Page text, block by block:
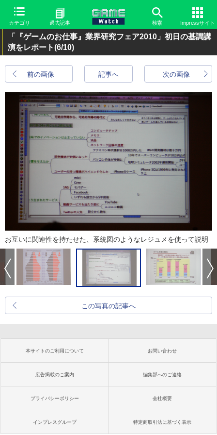
カテゴリ 過去記事 検索 Impressサイト
「『ゲームのお仕事』業界研究フェア2010」初日の基調講
演をレポート(6/10)
前の画像 次の画像
記事へ
お互いに関連性を持たせた、系統図のようなレジュメを使って説明
この写真の記事へ
本サイトのご利用について お問い合わせ
広告掲載のご案内 編集部へのご連絡
プライバシーポリシー 会社概要
インプレスグループ 特定商取引法に基づく表示